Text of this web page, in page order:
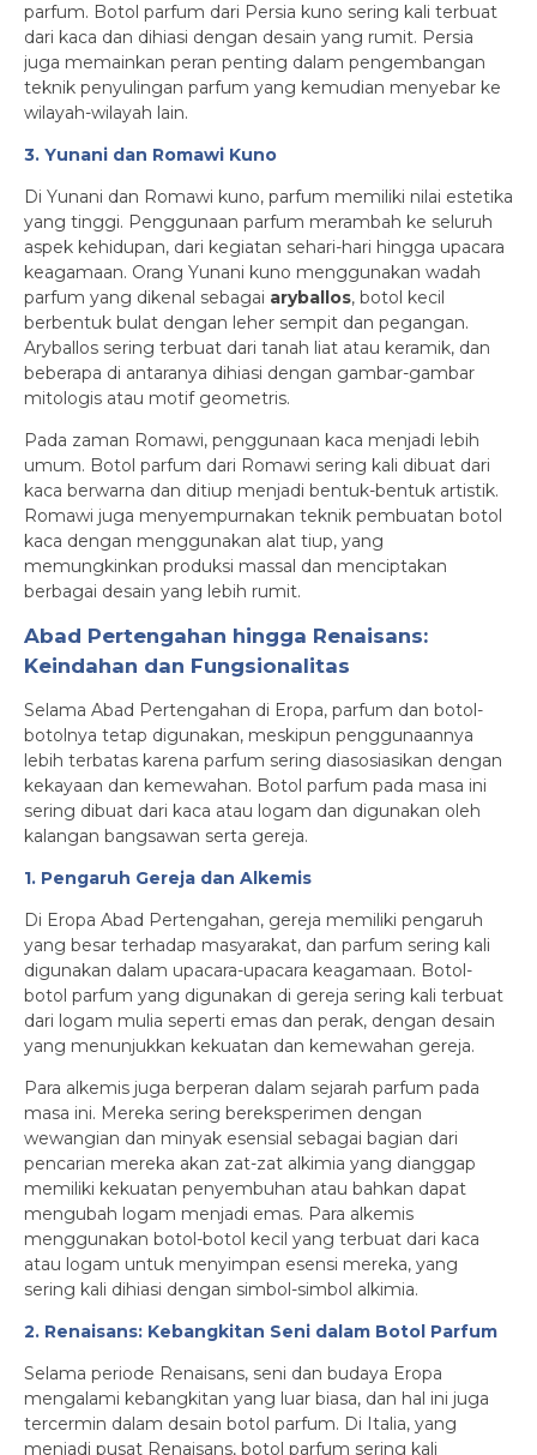
parfum. Botol parfum dari Persia kuno sering kali terbuat
dari kaca dan dihiasi dengan desain yang rumit. Persia
juga memainkan peran penting dalam pengembangan
teknik penyulingan parfum yang kemudian menyebar ke
wilayah-wilayah lain.
3. Yunani dan Romawi Kuno
Di Yunani dan Romawi kuno, parfum memiliki nilai estetika
yang tinggi. Penggunaan parfum merambah ke seluruh
aspek kehidupan, dari kegiatan sehari-hari hingga upacara
keagamaan. Orang Yunani kuno menggunakan wadah
parfum yang dikenal sebagai aryballos, botol kecil
berbentuk bulat dengan leher sempit dan pegangan.
Aryballos sering terbuat dari tanah liat atau keramik, dan
beberapa di antaranya dihiasi dengan gambar-gambar
mitologis atau motif geometris.
Pada zaman Romawi, penggunaan kaca menjadi lebih
umum. Botol parfum dari Romawi sering kali dibuat dari
kaca berwarna dan ditiup menjadi bentuk-bentuk artistik.
Romawi juga menyempurnakan teknik pembuatan botol
kaca dengan menggunakan alat tiup, yang
memungkinkan produksi massal dan menciptakan
berbagai desain yang lebih rumit.
Abad Pertengahan hingga Renaisans:
Keindahan dan Fungsionalitas
Selama Abad Pertengahan di Eropa, parfum dan botol-
botolnya tetap digunakan, meskipun penggunaannya
lebih terbatas karena parfum sering diasosiasikan dengan
kekayaan dan kemewahan. Botol parfum pada masa ini
sering dibuat dari kaca atau logam dan digunakan oleh
kalangan bangsawan serta gereja.
1. Pengaruh Gereja dan Alkemis
Di Eropa Abad Pertengahan, gereja memiliki pengaruh
yang besar terhadap masyarakat, dan parfum sering kali
digunakan dalam upacara-upacara keagamaan. Botol-
botol parfum yang digunakan di gereja sering kali terbuat
dari logam mulia seperti emas dan perak, dengan desain
yang menunjukkan kekuatan dan kemewahan gereja.
Para alkemis juga berperan dalam sejarah parfum pada
masa ini. Mereka sering bereksperimen dengan
wewangian dan minyak esensial sebagai bagian dari
pencarian mereka akan zat-zat alkimia yang dianggap
memiliki kekuatan penyembuhan atau bahkan dapat
mengubah logam menjadi emas. Para alkemis
menggunakan botol-botol kecil yang terbuat dari kaca
atau logam untuk menyimpan esensi mereka, yang
sering kali dihiasi dengan simbol-simbol alkimia.
2. Renaisans: Kebangkitan Seni dalam Botol Parfum
Selama periode Renaisans, seni dan budaya Eropa
mengalami kebangkitan yang luar biasa, dan hal ini juga
tercermin dalam desain botol parfum. Di Italia, yang
menjadi pusat Renaisans, botol parfum sering kali